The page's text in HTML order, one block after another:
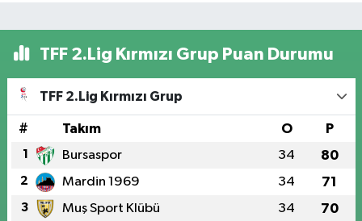
TFF 2.Lig Kırmızı Grup Puan Durumu
TFF 2.Lig Kırmızı Grup
# Takım O P
1 Bursaspor 34 80
2 Mardin 1969 34 71
3 Muş Sport Klübü 34 70